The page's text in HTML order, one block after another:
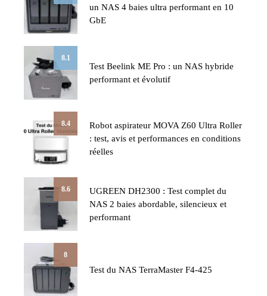
un NAS 4 baies ultra performant en 10
GbE
8.1
Test Beelink ME Pro : un NAS hybride
performant et évolutif
8.4
Robot aspirateur MOVA Z60 Ultra Roller
: test, avis et performances en conditions
réelles
8.6
UGREEN DH2300 : Test complet du
NAS 2 baies abordable, silencieux et
performant
8
Test du NAS TerraMaster F4-425